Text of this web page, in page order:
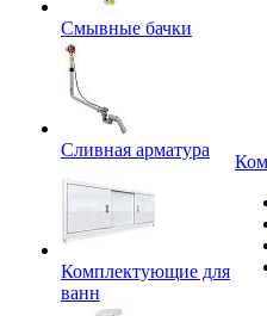
Смывные бачки
Сливная арматура
Комплектующие для
ванн